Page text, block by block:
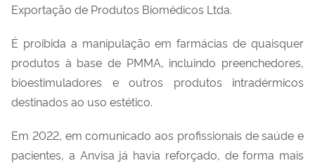
Exportação de Produtos Biomédicos Ltda.
É proibida a manipulação em farmácias de quaisquer
produtos à base de PMMA, incluindo preenchedores,
bioestimuladores e outros produtos intradérmicos
destinados ao uso estético.
Em 2022, em comunicado aos profissionais de saúde e
pacientes, a Anvisa já havia reforçado, de forma mais